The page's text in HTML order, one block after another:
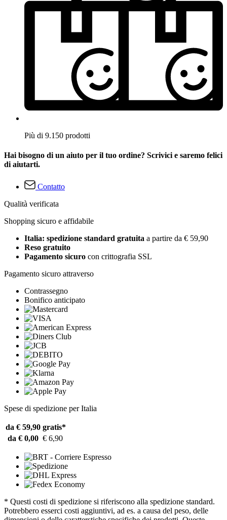
Più di 9.150 prodotti
Hai bisogno di un aiuto per il tuo ordine? Scrivici e saremo felici
di aiutarti.
Contatto
Qualità verificata
Shopping sicuro e affidabile
Italia: spedizione standard gratuita a partire da € 59,90
Reso gratuito
Pagamento sicuro con crittografia SSL
Pagamento sicuro attraverso
Contrassegno
Bonifico anticipato
Spese di spedizione per Italia
da € 59,90 gratis*
da € 0,00 € 6,90
* Questi costi di spedizione si riferiscono alla spedizione standard.
Potrebbero esserci costi aggiuntivi, ad es. a causa del peso, delle